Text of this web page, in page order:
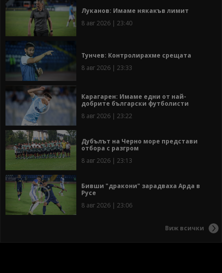
Луканов: Имаме някакъв лимит
8 авг 2026 | 23:40
Тунчев: Контролирахме срещата
8 авг 2026 | 23:33
Карагарен: Имаме едни от най-
добрите български футболисти
8 авг 2026 | 23:22
Дубълът на Черно море представи
отбора с разгром
8 авг 2026 | 23:13
Бивши "дракони" зарадваха Арда в
Русе
8 авг 2026 | 23:06
Виж всички